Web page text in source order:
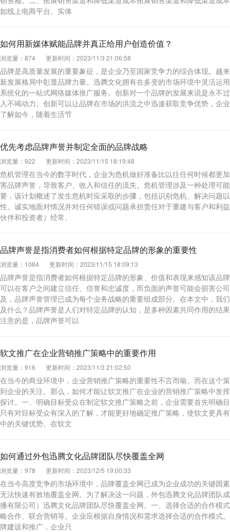
如线上电商平台、实体
如何用新媒体赋能品牌并真正给用户创造价值？
浏览量：874 更新时间：2023/11/3 21:06:58
品牌是高质量发展的重要象征，是企业乃至国家竞争力的综合体现。越
新发展格局中彰显品牌力量。迅腾文化拥有在多变的市场环境中灵活运
系统化的一站式网络媒体推广服务。创新对一个品牌的发展来说是永不
入不竭动力。创新可以让品牌在市场的洪流之中迅速获取竞争优势，
了解如今，随着生活节
优先考虑品牌声誉并制定全面的品牌战略
浏览量：922 更新时间：2023/11/15 18:19:48
危机管理在当今的数字时代，企业为危机做好准备比以往任何时候都更
害品牌声誉，导致客户、收入和信任的流失。危机管理涉及一种处理可
要，该计划概述了发生危机时应采取的步骤，包括识别危机、解决问题
性。诚实地面对情况并对任何错误或问题承担责任对于重建与客户和利
伙伴和投资者）经常、
品牌声誉是指消费者如何根据特定品牌的形象的重要性
浏览量：1084 更新时间：2023/11/15 18:09:13
品牌声誉是指消费者如何根据特定品牌的形象、价值和表现来感知该品
可以在客户之间建立信任、信誉和忠诚度，而负面的声誉可能会损害公
及，品牌声誉管理已成为每个业务战略的重要组成部分。在本文中，我
及什么？品牌声誉是人们对特定品牌的认知，是多种因素共同作用的结
注意的是，品牌声誉可以
软文推广在企业营销推广策略中的重要作用
浏览量：916 更新时间：2023/11/3 21:02:50
在当今的商业环境中，企业营销推广策略的重要性不言而喻。而在这个
到企业的关注。那么，如何才能让软文推广在企业的营销推广策略中发
探讨。一、明确目标受众在制定软文推广策略之前，企业需要首先明确
只有对目标受众有深入的了解，才能更好地确定推广策略，使软文更
中的关键优势。在软文
如何通过外包迅腾文化品牌团队尽快覆盖全网
浏览量：978 更新时间：2023/12/5 19:00:33
在当今高度竞争的市场环境中，品牌覆盖全网已成为企业成功的关键因
无法快速有效地覆盖全网。为了解决这一问题，外包迅腾文化品牌团队
播有限公司）迅腾文化品牌团队尽快覆盖全网。一、选择合适的合作模
略合作、联合营销等。企业应根据自身情况和需求选择合适的合作模式
牌建设和推广，企业只